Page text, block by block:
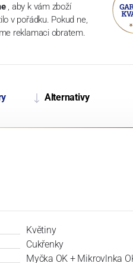
, aby k vám zboží
v pořádku. Pokud ne,
reklamaci obratem.
Alternativy
Květiny
Cukřenky
Myčka OK + Mikrovlnka